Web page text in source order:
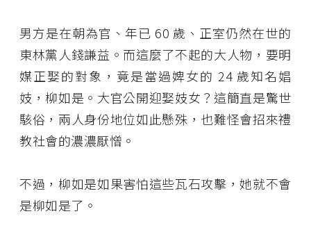
男方是在朝為官、年已 60 歲、正室仍然在世的
東林黨人錢謙益。而這麼了不起的大人物，要明
媒正娶的對象，竟是當過婢女的 24 歲知名娼
妓，柳如是。大官公開迎娶妓女？這簡直是驚世
駭俗，兩人身份地位如此懸殊，也難怪會招來禮
教社會的濃濃厭憎。
不過，柳如是如果害怕這些瓦石攻擊，她就不會
是柳如是了。